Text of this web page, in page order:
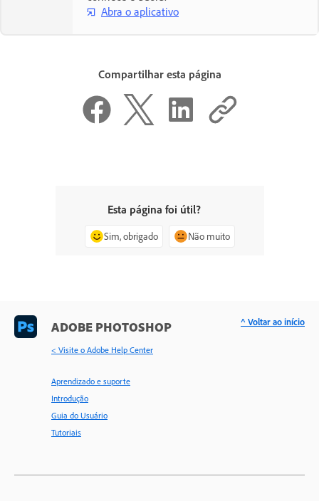
Abra o aplicativo
Compartilhar esta página
Esta página foi útil?
Sim, obrigado Não muito
ADOBE PHOTOSHOP
< Visite o Adobe Help Center
Aprendizado e suporte
Introdução
Guia do Usuário
Tutoriais
^ Voltar ao início